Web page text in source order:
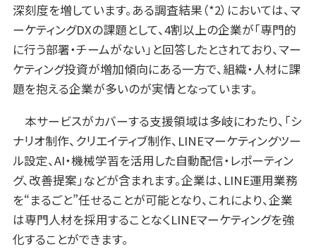
深刻度を増しています。ある調査結果（*2）においては、マ
ーケティングDXの課題として、4割以上の企業が「専門的
に行う部署・チームがない」と回答したとされており、マー
ケティング投資が増加傾向にある一方で、組織・人材に課
題を抱える企業が多いのが実情となっています。
本サービスがカバーする支援領域は多岐にわたり、「シ
ナリオ制作、クリエイティブ制作、LINEマーケティングツー
ル設定、AI・機械学習を活用した自動配信・レポーティン
グ、改善提案」などが含まれます。企業は、LINE運用業務
を“まるごと”任せることが可能となり、これにより、企業
は専門人材を採用することなくLINEマーケティングを強
化することができます。